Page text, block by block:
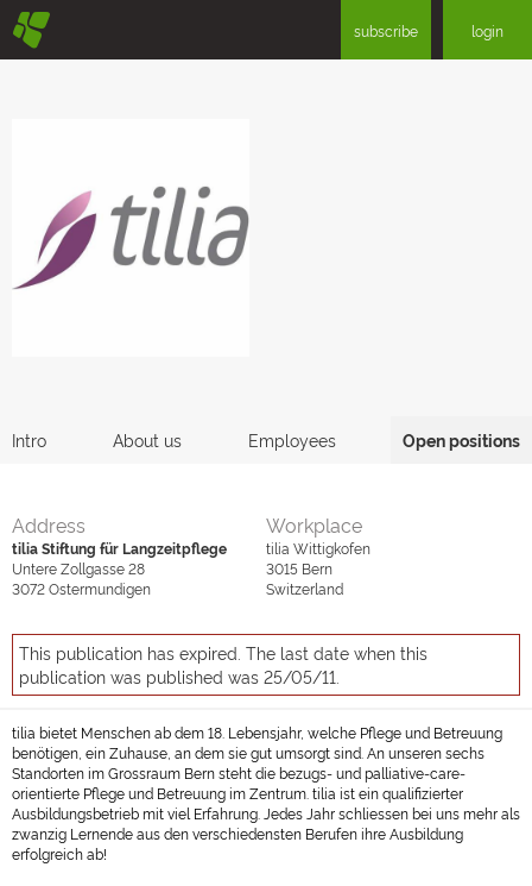
§ subscribe login
Intro About us Employees Open positions
Address
tilia Stiftung für Langzeitpflege
Untere Zollgasse 28
3072Ostermundigen
Workplace
tilia Wittigkofen
3015 Bern
Switzerland
This publication has expired. The last date when this
publication was published was 25/05/11.
tilia bietet Menschen ab dem 18. Lebensjahr, welche Pflege und Betreuung
benötigen, ein Zuhause, an dem sie gut umsorgt sind. An unseren sechs
Standorten im Grossraum Bern steht die bezugs- und palliative-care-
orientierte Pflege und Betreuung im Zentrum. tilia ist ein qualifizierter
Ausbildungsbetrieb mit viel Erfahrung. Jedes Jahr schliessen bei uns mehr als
zwanzig Lernende aus den verschiedensten Berufen ihre Ausbildung
erfolgreich ab!